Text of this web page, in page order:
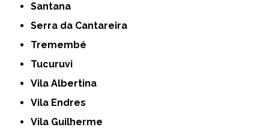
Santana
Serra da Cantareira
Tremembé
Tucuruvi
Vila Albertina
Vila Endres
Vila Guilherme